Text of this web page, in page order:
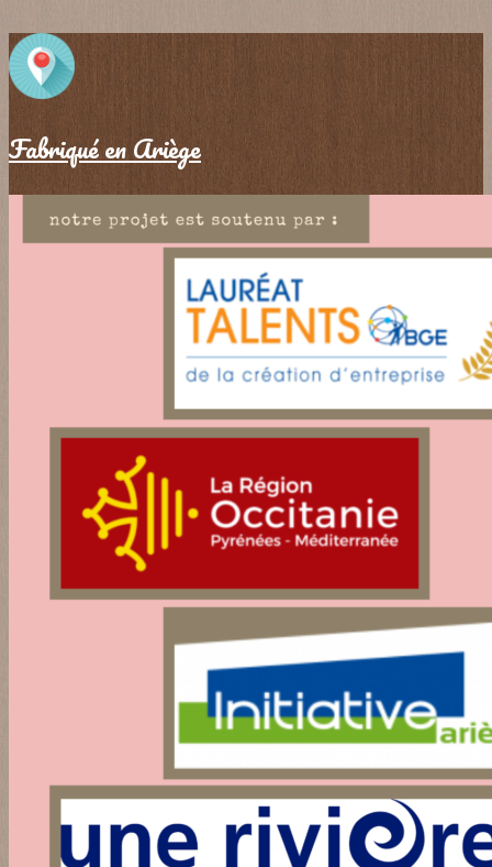
Fabriqué en Ariège